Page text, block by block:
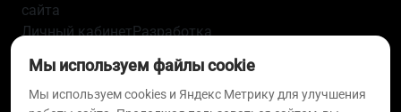
сайта
Личный кабинетРазработка
конфиденциальностиПользовательское
соглашениеСогласие на обработку персональных
Мы используем файлы cookie
Мы используем cookies и Яндекс Метрику для улучшения